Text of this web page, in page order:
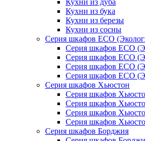
Кухни из дуба
Кухни из бука
Кухни из березы
Кухни из сосны
Серия шкафов ECO
Серия шкафов ECO
Серия шкафов ECO
Серия шкафов ECO
Серия шкафов ECO
Серия шкафов Хьюстон
Серия шкафов
Серия шкафов
Серия шкафов
Серия шкафов
Серия шкафов Борджия